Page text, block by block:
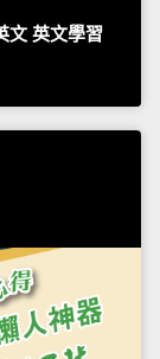
文 英文學習